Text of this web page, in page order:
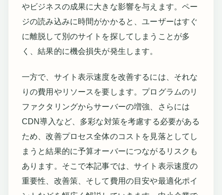
やビジネスの成果に大きな影響を与えます。ペー
ジの読み込みに時間がかかると、ユーザーはすぐ
に離脱して別のサイトを探してしまうことが多
く、結果的に機会損失が発生します。
一方で、サイト表示速度を改善するには、それな
りの費用やリソースを要します。プログラムのリ
ファクタリングからサーバーの増強、さらには
CDN導入など、多彩な対策を考慮する必要がある
ため、改善プロセス全体のコストを見落としてし
まうと結果的に予算オーバーにつながるリスクも
あります。そこで本記事では、サイト表示速度の
重要性、改善策、そして費用の目安や最適化ポイ